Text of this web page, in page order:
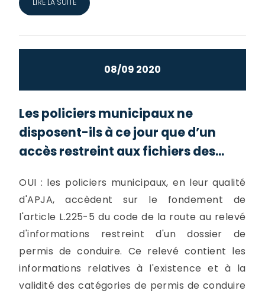
LIRE LA SUITE
08/09 2020
Les policiers municipaux ne
disposent-ils à ce jour que d’un
accès restreint aux fichiers des...
OUI : les policiers municipaux, en leur qualité
d'APJA, accèdent sur le fondement de
l'article L.225-5 du code de la route au relevé
d'informations restreint d'un dossier de
permis de conduire. Ce relevé contient les
informations relatives à l'existence et à la
validité des catégories de permis de conduire